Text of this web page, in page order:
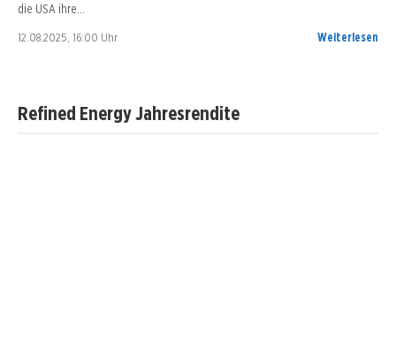
die USA ihre…
12.08.2025, 16:00 Uhr Weiterlesen
Refined Energy Jahresrendite